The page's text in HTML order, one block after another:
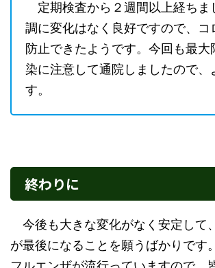
定期検査から２週間以上経ちま
調に変化はなく良好ですので、コ
防止できたようです。今回も最大
染に注意して通院しましたので、
す。
終わりに
今後も大きな変化がなく安定して
が最後になることを願うばかりです